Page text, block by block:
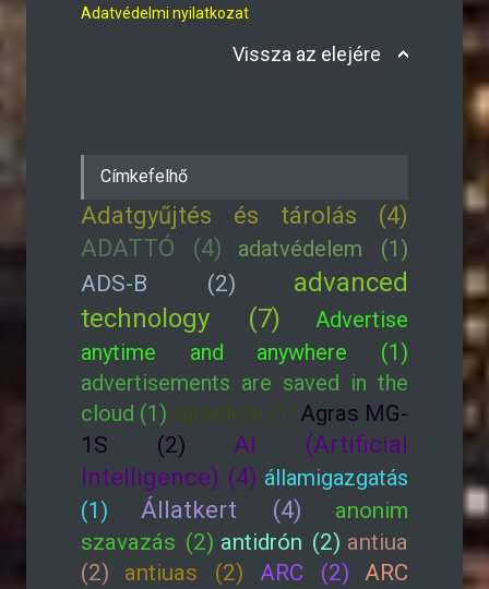
Adatvédelmi nyilatkozat
Vissza az elejére
Címkefelhő
Adatgyűjtés és tárolás (4)
ADATTÓ (4)
adatvédelem (1)
ADS-B (2)
advanced
technology (7)
Advertise
anytime and anywhere (1)
advertisements are saved in the
cloud (1) agrárdrón (1) Agras MG-
1S (2)
AI (Artificial
Intelligence) (4) államigazgatás
(1)
Állatkert (4)
anonim
szavazás (2) antidrón (2) antiua
(2)
antiuas (2) ARC (2)
ARC